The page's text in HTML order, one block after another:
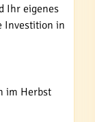
Ihr eigenes
Investition in
im Herbst